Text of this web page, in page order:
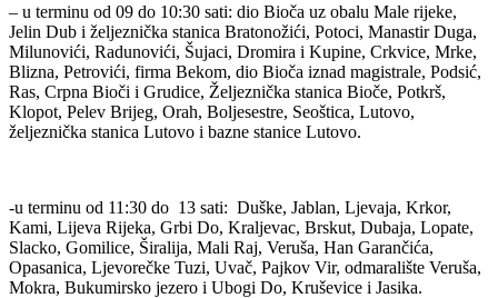
– u terminu od 09 do 10:30 sati: dio Bioča uz obalu Male rijeke,
Jelin Dub i željeznička stanica Bratonožići, Potoci, Manastir Duga,
Milunovići, Radunovići, Šujaci, Dromira i Kupine, Crkvice, Mrke,
Blizna, Petrovići, firma Bekom, dio Bioča iznad magistrale, Podsić,
Ras, Crpna Bioči i Grudice, Željeznička stanica Bioče, Potkrš,
Klopot, Pelev Brijeg, Orah, Boljesestre, Seoštica, Lutovo,
željeznička stanica Lutovo i bazne stanice Lutovo.
-u terminu od 11:30 do 13 sati: Duške, Jablan, Ljevaja, Krkor,
Kami, Lijeva Rijeka, Grbi Do, Kraljevac, Brskut, Dubaja, Lopate,
Slacko, Gomilice, Širalija, Mali Raj, Veruša, Han Garančića,
Opasanica, Ljevorečke Tuzi, Uvač, Pajkov Vir, odmaralište Veruša,
Mokra, Bukumirsko jezero i Ubogi Do, Kruševice i Jasika.